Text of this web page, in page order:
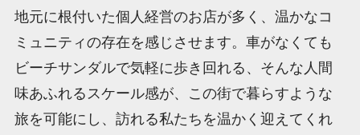
地元に根付いた個人経営のお店が多く、温かなコ
ミュニティの存在を感じさせます。車がなくても
ビーチサンダルで気軽に歩き回れる、そんな人間
味あふれるスケール感が、この街で暮らすような
旅を可能にし、訪れる私たちを温かく迎えてくれ